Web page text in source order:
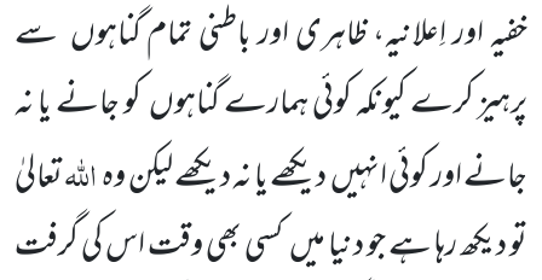
خفیہ اور اِعلانیہ، ظاہری اور باطنی تمام گناہوں سے
پرہیز کرےکیونکہ کوئی ہمارے گناہوںکو جانے یا نہ
جانے اور کوئی انہیںدیکھے یا نہ دیکھے لیکن وہاللہتعالیٰ
تو دیکھ رہا ہے جو دنیا میںکسی بھی وقت اس کی گرفت